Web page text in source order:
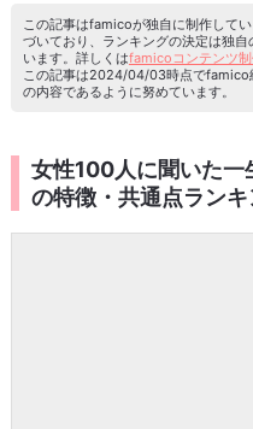
この記事はfamicoが独自に制作して
づいており、ランキングの決定は独
います。詳しくはfamicoコンテンツ
この記事は2024/04/03時点でfamico
の内容であるように努めています。
女性100人に聞いた一
の特徴・共通点ラン